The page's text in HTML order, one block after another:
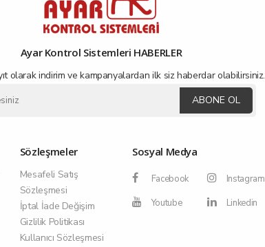
Ayar Kontrol Sistemleri HABERLER
olarak indirim ve kampanyalardan ilk siz haberdar olabilirsiniz.
ABONE OL
Sözleşmeler
Mesafeli Satış
Sözleşmesi
İptal İade Değişim
Gizlilik Politikası
Kullanıcı Sözleşmesi
Sosyal Medya
Facebook
Instagram
Youtube
Linkedin